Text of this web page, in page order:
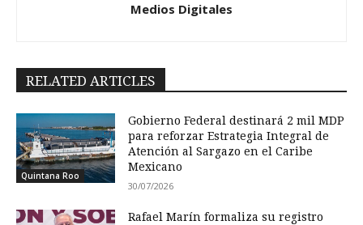
Medios Digitales
RELATED ARTICLES
Quintana Roo
Gobierno Federal destinará 2 mil MDP
para reforzar Estrategia Integral de
Atención al Sargazo en el Caribe
Mexicano
30/07/2026
Rafael Marín formaliza su registro